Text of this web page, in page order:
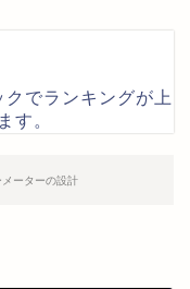
でランキングが上
す。
ーターの設計